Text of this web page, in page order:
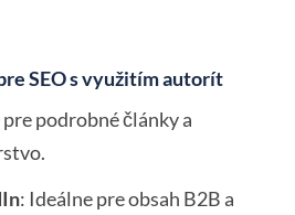
SEO s využitím autorít
podrobné články a
: Ideálne pre obsah B2B a